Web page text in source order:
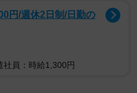
円/週休2日制/日勤の
社員：時給1,300円